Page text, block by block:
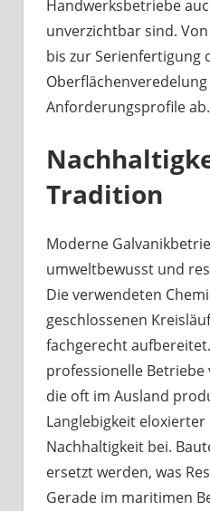
Handwerksbetriebe
unverzichtbar sind.
bis zur Serienfertigung
Anforderungsprofile ab.
Tradition
Moderne
umweltbewusst und
Die verwendeten
geschlossenen
fachgerecht
professionelle
die oft im Ausland
Langlebigkeit
Nachhaltigkeit bei.
ersetzt werden, was
Gerade im maritimen